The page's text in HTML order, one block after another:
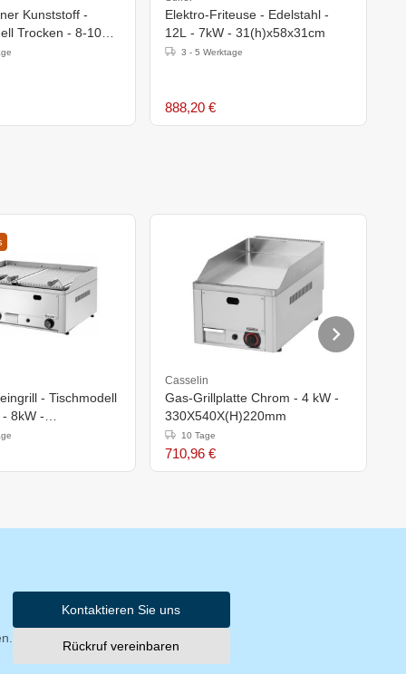
Kunststoff -
Trocken - 8-10
- XXL ANGEBOT
Elektro-Friteuse - Edelstahl -
12L - 7kW - 31(h)x58x31cm
3 - 5 Werktage
888,20 €
- Tischmodell
8kW -
Casselin
Gas-Grillplatte Chrom - 4 kW -
330X540X(H)220mm
10 Tage
710,96 €
Kontaktieren Sie uns
Rückruf vereinbaren